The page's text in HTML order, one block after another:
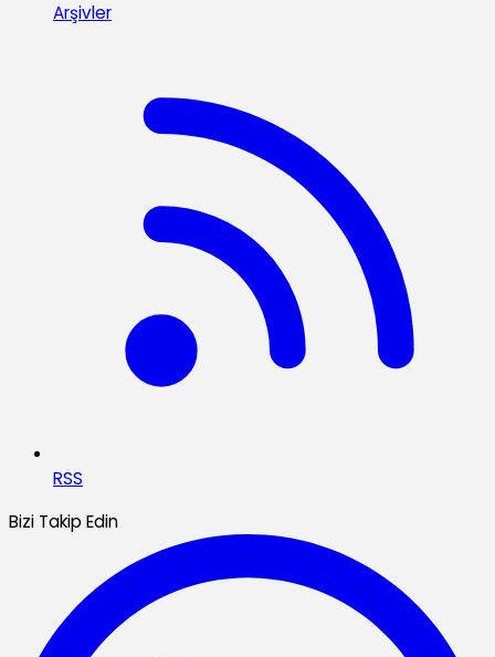
Arşivler
RSS
Bizi Takip Edin